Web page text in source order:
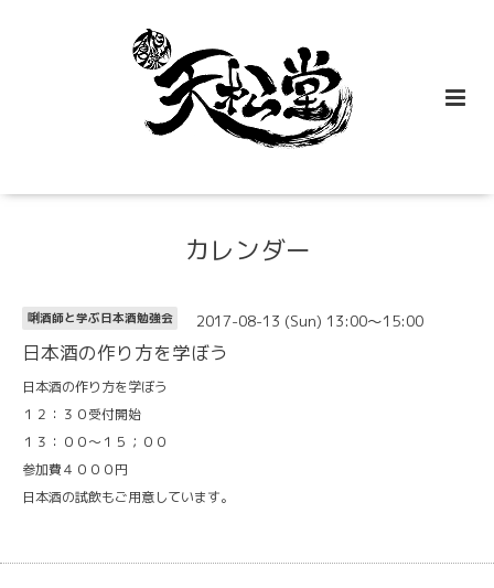
カレンダー
唎酒師と学ぶ日本酒勉強会 2017-08-13 (Sun) 13:00～15:00
日本酒の作り方を学ぼう
日本酒の作り方を学ぼう
１２：３０受付開始
１３：００～１５；００
参加費４０００円
日本酒の試飲もご用意しています。